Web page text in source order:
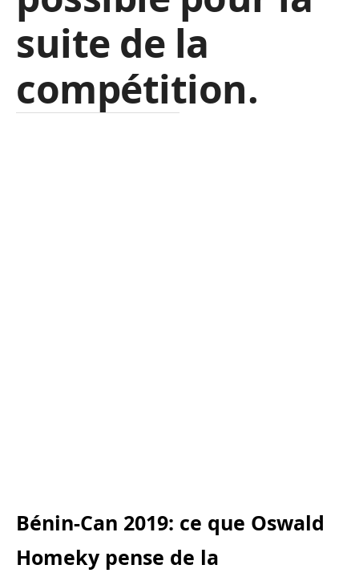
suite de la
compétition.
Bénin-Can 2019: ce que Oswald
Homeky pense de la